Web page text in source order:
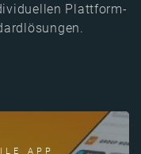
Plattform-
APP